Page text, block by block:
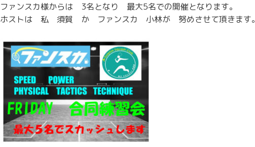
ファンスカ様からは 3名となり 最大5名での開催となります。
ホストは 私 須賀 か ファンスカ 小林が 努めさせて頂きます。